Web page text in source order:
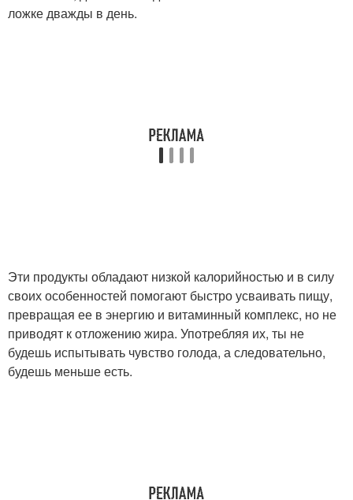
ложке дважды в день.
Эти продукты обладают низкой калорийностью и в силу
своих особенностей помогают быстро усваивать пищу,
превращая ее в энергию и витаминный комплекс, но не
приводят к отложению жира. Употребляя их, ты не
будешь испытывать чувство голода, а следовательно,
будешь меньше есть.